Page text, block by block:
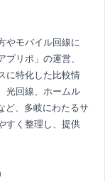
やモバイル回線に
リポ」の運営、
に特化した比較情
光回線、ホームル
ど、多岐にわたるサ
すく整理し、提供